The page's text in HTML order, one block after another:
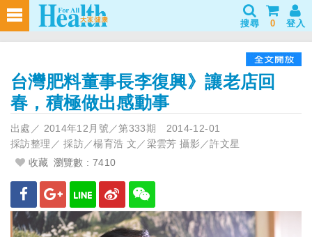
搜尋 0 登入
台灣肥料董事長李復興》讓老店回
春，積極做出感動事
出處／ 2014年12月號／第333期 2014-12-01
採訪整理／ 採訪／楊育浩 文／梁雲芳 攝影／許文星
收藏 瀏覽數 : 7410